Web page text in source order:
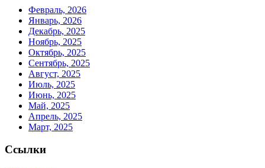
Февраль, 2026
Январь, 2026
Декабрь, 2025
Ноябрь, 2025
Октябрь, 2025
Сентябрь, 2025
Август, 2025
Июль, 2025
Июнь, 2025
Май, 2025
Апрель, 2025
Март, 2025
Ссылки